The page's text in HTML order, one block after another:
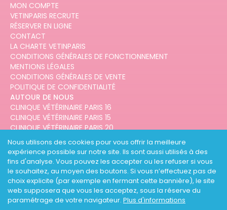
Nous utilisons des cookies pour vous offrir la meilleure
expérience possible sur notre site. Ils sont aussi utilisés à des
fins d'analyse. Vous pouvez les accepter ou les refuser si vous
le souhaitez, au moyen des boutons. Si vous n’effectuez pas de
choix explicite (par exemple en fermant cette bannière), le site
web supposera que vous les acceptez, sous la réserve du
paramétrage de votre navigateur. Plus d'informations
MON COMPTE
VETINPARIS RECRUTE
RÉSERVER EN LIGNE
CONTACT
LA CHARTE VETINPARIS
CONDITIONS GÉNÉRALES DE FONCTIONNEMENT
MENTIONS LÉGALES
CONDITIONS GÉNÉRALES DE VENTE
POLITIQUE DE CONFIDENTIALITÉ
AUTOUR DE NOUS
CLINIQUE VÉTÉRINAIRE PARIS 16
CLINIQUE VÉTÉRINAIRE PARIS 15
CLINIQUE VÉTÉRINAIRE PARIS 20
CLINIQUE VÉTÉRINAIRE PARIS 12
CLINIQUE VÉTÉRINAIRE PARIS 10
CLINIQUE VÉTÉRINAIRE PARIS 3